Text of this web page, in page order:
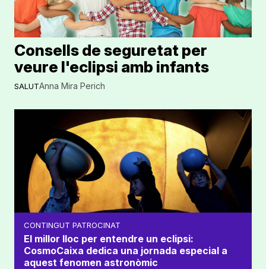
SALUT
Consells de seguretat per
veure l'eclipsi amb infants
Anna Mira Perich
CONTINGUT PATROCINAT
El millor lloc per entendre un eclipsi:
CosmoCaixa dedica una jornada especial a
aquest fenomen astronòmic